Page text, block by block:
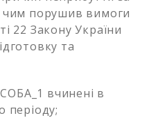
чим порушив вимоги
22 Закону України
та
вчинені в
періоду;